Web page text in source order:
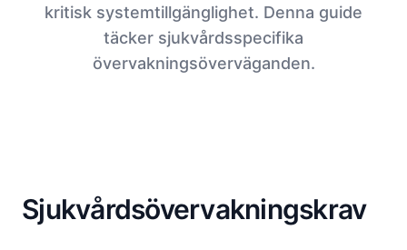
kritisk systemtillgänglighet. Denna guide
täcker sjukvårdsspecifika
övervakningsöverväganden.
Sjukvårdsövervakningskrav